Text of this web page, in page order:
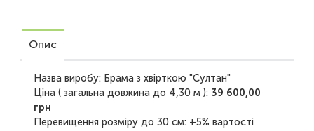
Опис
Назва виробу: Брама з хвірткою "Султан"
Ціна ( загальна довжина до 4,30 м ): 39 600,00
грн
Перевищення розміру до 30 см: +5% вартості